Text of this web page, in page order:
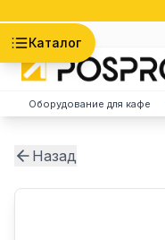
Каталог
Оборудование для кафе
Назад